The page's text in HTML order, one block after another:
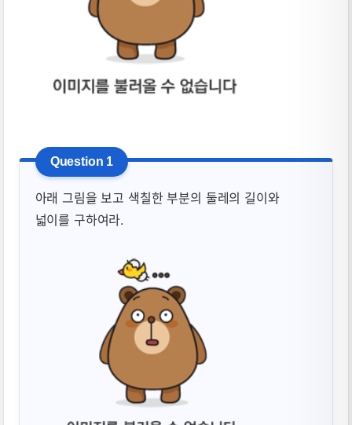
아래 그림을 보고 색칠한 부분의 둘레의 길이와
넓이를 구하여라.